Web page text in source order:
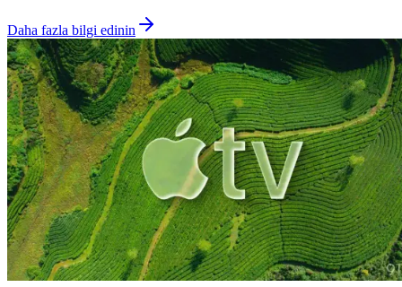
Daha fazla bilgi edinin